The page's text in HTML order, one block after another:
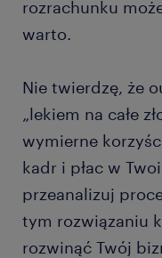
rozrachunku
warto.
Nie twierdzę, że
„lekiem na całe
wymierne
kadr i płac w
przeanalizuj
tym rozwiązaniu
rozwinąć Twój